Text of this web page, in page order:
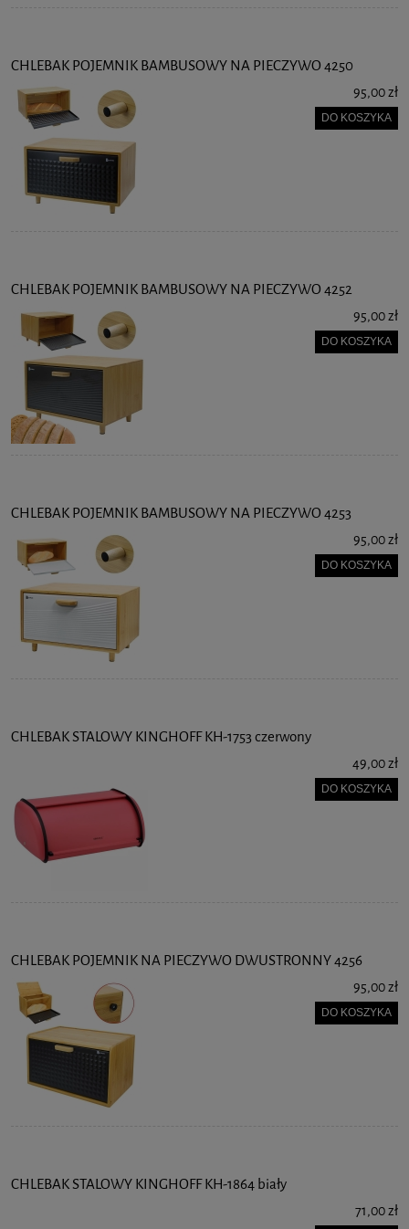
CHLEBAK POJEMNIK BAMBUSOWY NA PIECZYWO 4250
95,00 zł
DO KOSZYKA
CHLEBAK POJEMNIK BAMBUSOWY NA PIECZYWO 4252
95,00 zł
DO KOSZYKA
CHLEBAK POJEMNIK BAMBUSOWY NA PIECZYWO 4253
95,00 zł
DO KOSZYKA
CHLEBAK STALOWY KINGHOFF KH-1753 czerwony
49,00 zł
DO KOSZYKA
CHLEBAK POJEMNIK NA PIECZYWO DWUSTRONNY 4256
95,00 zł
DO KOSZYKA
CHLEBAK STALOWY KINGHOFF KH-1864 biały
71,00 zł